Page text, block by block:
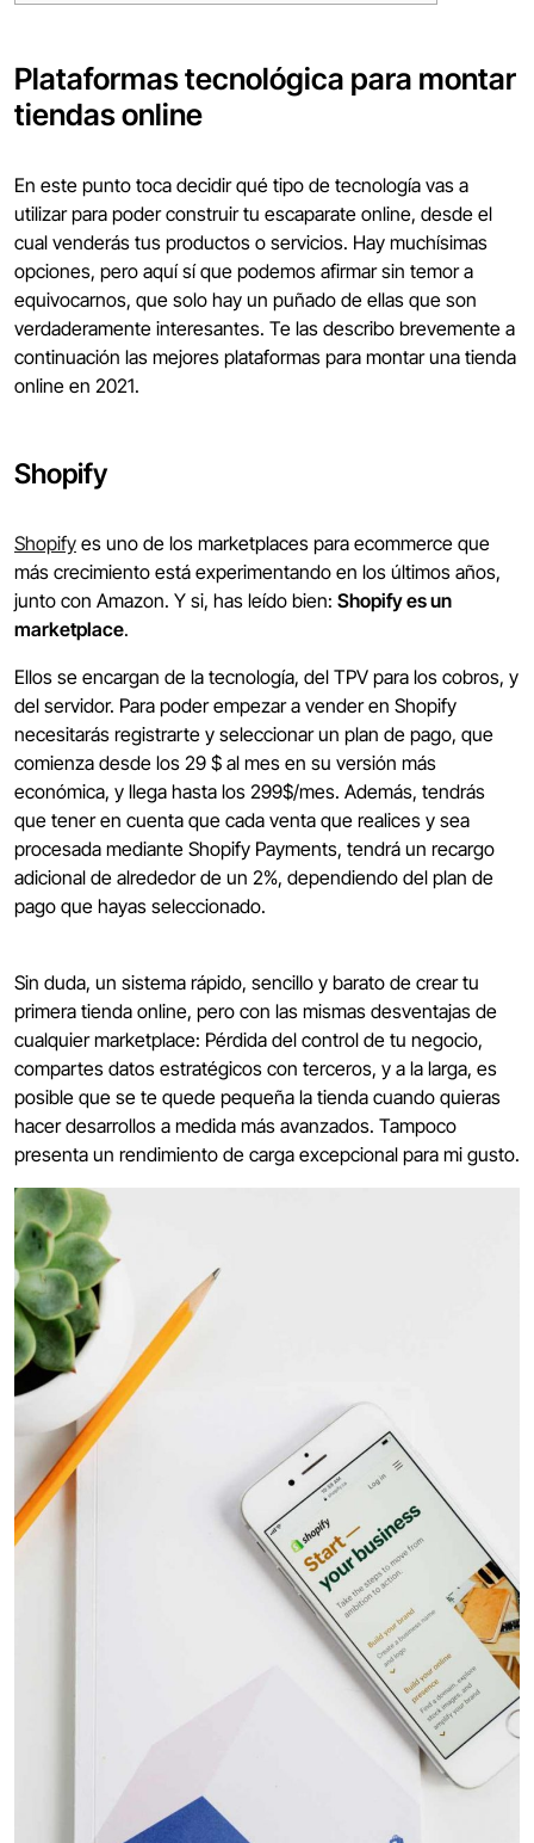
Plataformas tecnológica para montar
tiendas online
En este punto toca decidir qué tipo de tecnología vas a
utilizar para poder construir tu escaparate online, desde el
cual venderás tus productos o servicios. Hay muchísimas
opciones, pero aquí sí que podemos afirmar sin temor a
equivocarnos, que solo hay un puñado de ellas que son
verdaderamente interesantes. Te las describo brevemente a
continuación las mejores plataformas para montar una tienda
online en 2021.
Shopify
Shopify es uno de los marketplaces para ecommerce que
más crecimiento está experimentando en los últimos años,
junto con Amazon. Y si, has leído bien: Shopify es un
marketplace.
Ellos se encargan de la tecnología, del TPV para los cobros, y
del servidor. Para poder empezar a vender en Shopify
necesitarás registrarte y seleccionar un plan de pago, que
comienza desde los 29 $ al mes en su versión más
económica, y llega hasta los 299$/mes. Además, tendrás
que tener en cuenta que cada venta que realices y sea
procesada mediante Shopify Payments, tendrá un recargo
adicional de alrededor de un 2%, dependiendo del plan de
pago que hayas seleccionado.
Sin duda, un sistema rápido, sencillo y barato de crear tu
primera tienda online, pero con las mismas desventajas de
cualquier marketplace: Pérdida del control de tu negocio,
compartes datos estratégicos con terceros, y a la larga, es
posible que se te quede pequeña la tienda cuando quieras
hacer desarrollos a medida más avanzados. Tampoco
presenta un rendimiento de carga excepcional para mi gusto.